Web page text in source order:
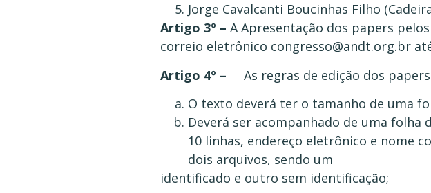
Jorge Cavalcanti Boucinhas Filho
Artigo 3º – A Apresentação dos papers
correio eletrônico congresso@andt.org.br
Artigo 4º – As regras de edição dos
O texto deverá ter o tamanho de uma
Deverá ser acompanhado de uma
10 linhas, endereço eletrônico e nome
dois arquivos, sendo um
identificado e outro sem identificação;